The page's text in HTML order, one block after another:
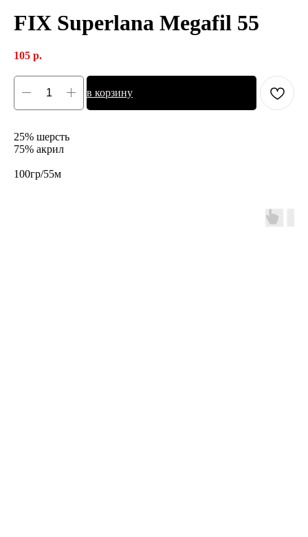
FIX Superlana Megafil 55
105 р.
в корзину
25% шерсть
75% акрил
100гр/55м